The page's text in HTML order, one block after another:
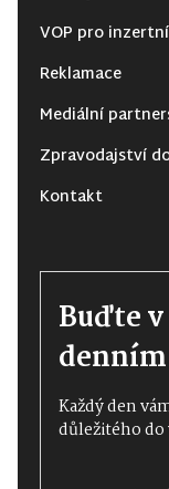
VOP pro
Reklamace
Mediální
Zpravodajství
Kontakt
Buďte
Každý den
důležitého